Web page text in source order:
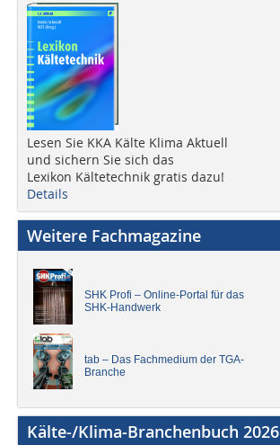
Lesen Sie KKA Kälte Klima Aktuell
und sichern Sie sich das
Lexikon Kältetechnik gratis dazu!
Details
Weitere Fachmagazine
SHK Profi – Online-Portal für das
SHK-Handwerk
tab – Das Fachmedium der TGA-
Branche
Kälte-/Klima-Branchenbuch 2026